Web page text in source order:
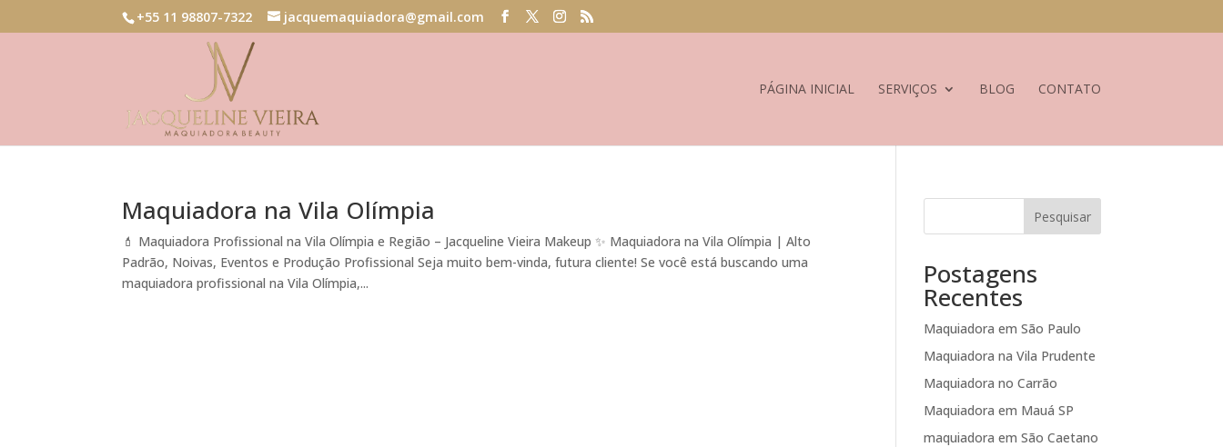
+55 11 98807-7322 jacquemaquiadora@gmail.com
PÁGINA INICIAL SERVIÇOS BLOG CONTATO
Maquiadora na Vila Olímpia
💄 Maquiadora Profissional na Vila Olímpia e Região – Jacqueline Vieira Makeup ✨ Maquiadora na Vila Olímpia | Alto
Padrão, Noivas, Eventos e Produção Profissional Seja muito bem-vinda, futura cliente! Se você está buscando uma
maquiadora profissional na Vila Olímpia,...
Pesquisar
Postagens
Recentes
Maquiadora em São Paulo
Maquiadora na Vila Prudente
Maquiadora no Carrão
Maquiadora em Mauá SP
maquiadora em São Caetano